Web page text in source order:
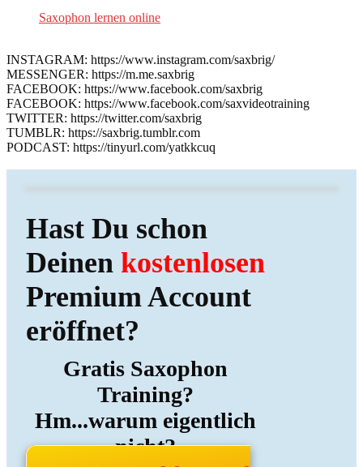
Saxophon lernen online
INSTAGRAM: https://www.instagram.com/saxbrig/
MESSENGER: https://m.me.saxbrig
FACEBOOK: https://www.facebook.com/saxbrig
FACEBOOK: https://www.facebook.com/saxvideotraining
TWITTER: https://twitter.com/saxbrig
TUMBLR: https://saxbrig.tumblr.com
PODCAST: https://tinyurl.com/yatkkcuq
Hast Du schon
Deinen kostenlosen
Premium Account
eröffnet?
Gratis Saxophon
Training?
Hm...warum eigentlich
nicht?